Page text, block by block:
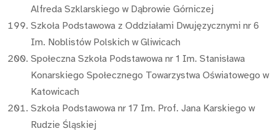
Alfreda Szklarskiego w Dąbrowie Górniczej
Szkoła Podstawowa z Oddziałami Dwujęzycznymi nr 6
Im. Noblistów Polskich w Gliwicach
Społeczna Szkoła Podstawowa nr 1 Im. Stanisława
Konarskiego Społecznego Towarzystwa Oświatowego w
Katowicach
Szkoła Podstawowa nr 17 Im. Prof. Jana Karskiego w
Rudzie Śląskiej